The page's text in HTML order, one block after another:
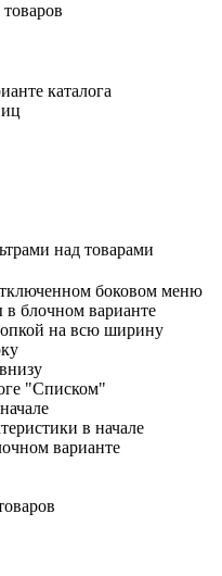
каталога
над товарами
боковом меню
блочном варианте
"Списком"
варианте